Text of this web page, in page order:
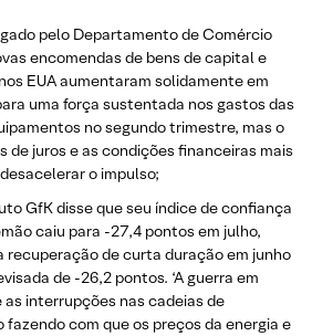
pelo Departamento de Comércio
encomendas de bens de capital e
EUA aumentaram solidamente em
uma força sustentada nos gastos das
no segundo trimestre, mas o
de juros e as condições financeiras mais
o impulso;
GfK disse que seu índice de confiança
caiu para -27,4 pontos em julho,
recuperação de curta duração em junho
de -26,2 pontos. ‘A guerra em
as interrupções nas cadeias de
com que os preços da energia e